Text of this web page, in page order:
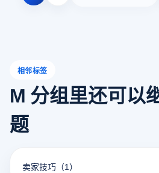
相邻标签
M 分组里还可以
题
卖家技巧 （1）